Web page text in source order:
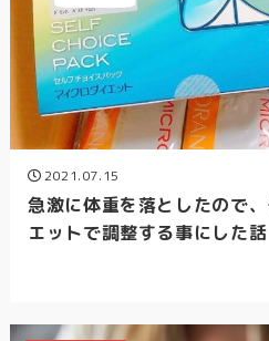
2021.07.15
急激に体重を落としたので
エットで調整する事にした話